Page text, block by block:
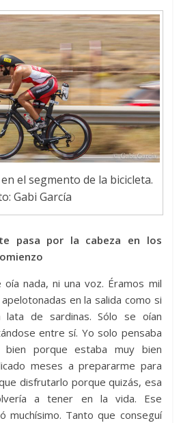
el segmento de la bicicleta.
Gabi García
pasa por la cabeza en los
nada, ni una voz. Éramos mil
en la salida como si
lata de sardinas. Sólo se oían
entre sí. Yo solo pensaba
porque estaba muy bien
meses a prepararme para
disfrutarlo porque quizás, esa
a tener en la vida. Ese
muchísimo. Tanto que conseguí